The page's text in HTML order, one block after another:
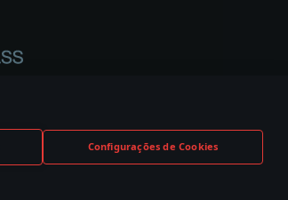
Configurações de Cookies